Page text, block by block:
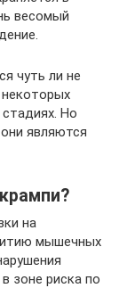
весомый
чуть ли не
стадиях. Но
являются
на
мышечных
зоне риска по